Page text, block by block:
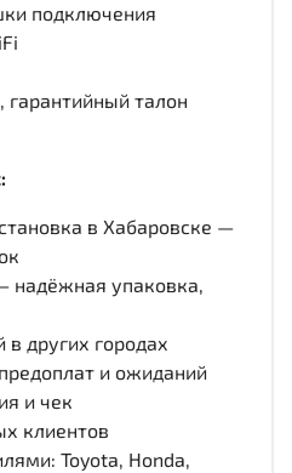
подключения
гарантийный талон
в Хабаровске —
надёжная упаковка,
других городах
и ожиданий
и чек
клиентов
Toyota, Honda,